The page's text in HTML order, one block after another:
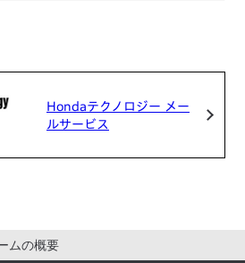
Hondaテクノロジー メー
ルサービス
ムの概要